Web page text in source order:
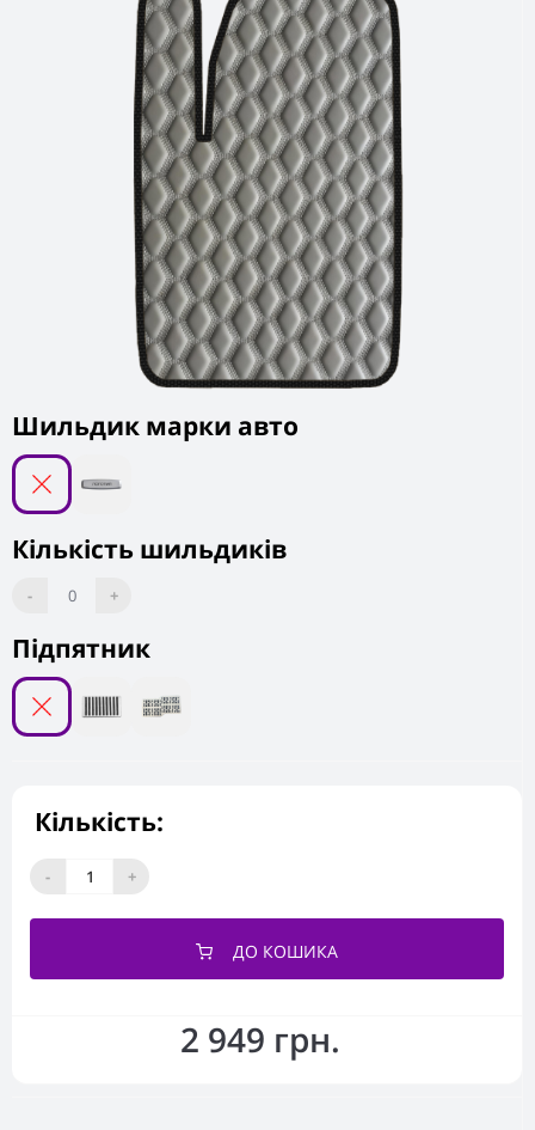
2 949 грн.
Підпятник
Шильдик марки авто
Кількість шильдиків
- 0 +
Кількість:
- +
ДО КОШИКА